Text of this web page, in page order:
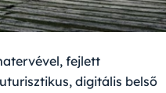
fejlett
digitális belső